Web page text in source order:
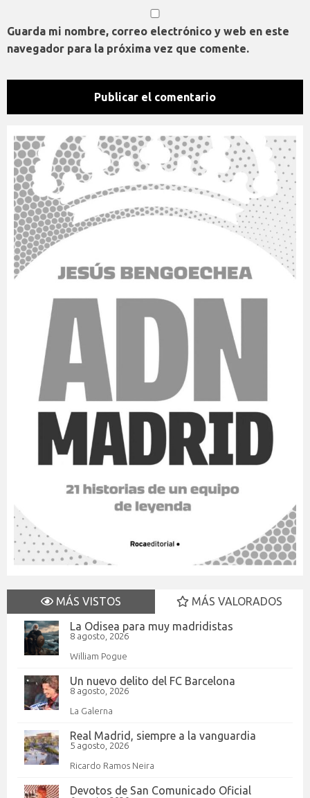
Guarda mi nombre, correo electrónico y web en este
navegador para la próxima vez que comente.
MÁS VISTOS
MÁS VALORADOS
La Odisea para muy madridistas
8 agosto, 2026
William Pogue
Un nuevo delito del FC Barcelona
8 agosto, 2026
La Galerna
Real Madrid, siempre a la vanguardia
5 agosto, 2026
Ricardo Ramos Neira
Devotos de San Comunicado Oficial